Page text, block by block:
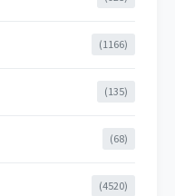
(1166)
(135)
(68)
(4520)